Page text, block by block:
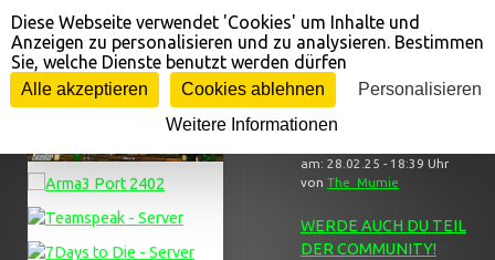
Gameserver ... ... Neuigkeiten
am: 28.02.25 - 18:39 Uhr
von The_Mumie
WERDE AUCH DU TEIL
DER COMMUNITY!
Cookie-Einstellungen
Diese Webseite verwendet 'Cookies' um Inhalte und
Anzeigen zu personalisieren und zu analysieren. Bestimmen
Sie, welche Dienste benutzt werden dürfen
Alle akzeptieren Cookies ablehnen
Personalisieren
Weitere Informationen